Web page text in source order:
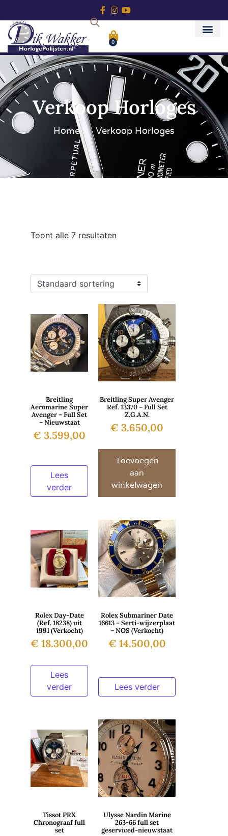
0
Verkoop Horloges
Home Verkoop Horloges
Toont alle 7 resultaten
Breitling
Aeromarine Super
Avenger – Full Set
– Nieuwstaat
€ 3.599,00
Lees
verder
Breitling Super Avenger
Ref. 13370 – Full Set
Z.G.A.N.
€ 3.650,00
Toevoegen
aan
winkelwagen
Rolex Day-Date
(Ref. 18238) uit
1991 (Verkocht)
€ 18.300,00
Lees
verder
Rolex Submariner Date
16613 – Serti-wijzerplaat
– NOS (Verkocht)
€ 14.500,00
Lees verder
Tissot PRX
Chronograaf full
set
Ulysse Nardin Marine
263-66 full set
geserviced-nieuwstaat